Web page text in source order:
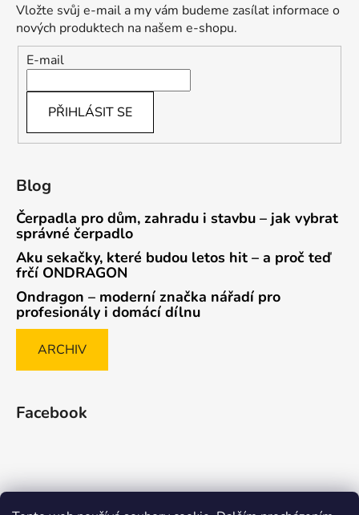
Vložte svůj e-mail a my vám budeme zasílat informace o
nových produktech na našem e-shopu.
E-mail
PŘIHLÁSIT SE
Blog
Čerpadla pro dům, zahradu i stavbu – jak vybrat
správné čerpadlo
Aku sekačky, které budou letos hit – a proč teď
frčí ONDRAGON
Ondragon – moderní značka nářadí pro
profesionály i domácí dílnu
ARCHIV
Facebook